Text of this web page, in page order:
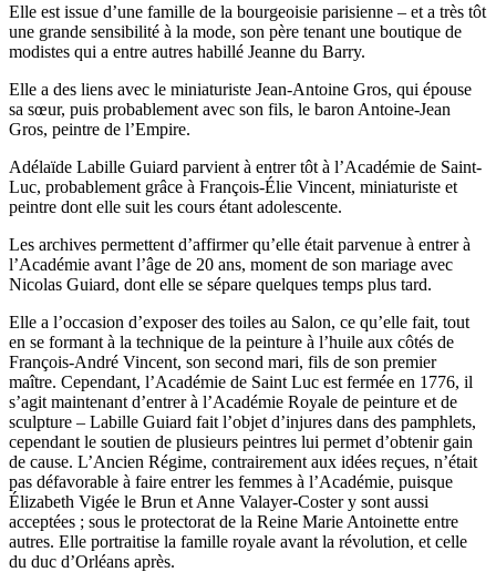
Elle est issue d’une famille de la bourgeoisie parisienne – et a très tôt
une grande sensibilité à la mode, son père tenant une boutique de
modistes qui a entre autres habillé Jeanne du Barry.
Elle a des liens avec le miniaturiste Jean-Antoine Gros, qui épouse
sa sœur, puis probablement avec son fils, le baron Antoine-Jean
Gros, peintre de l’Empire.
Adélaïde Labille Guiard parvient à entrer tôt à l’Académie de Saint-
Luc, probablement grâce à François-Élie Vincent, miniaturiste et
peintre dont elle suit les cours étant adolescente.
Les archives permettent d’affirmer qu’elle était parvenue à entrer à
l’Académie avant l’âge de 20 ans, moment de son mariage avec
Nicolas Guiard, dont elle se sépare quelques temps plus tard.
Elle a l’occasion d’exposer des toiles au Salon, ce qu’elle fait, tout
en se formant à la technique de la peinture à l’huile aux côtés de
François-André Vincent, son second mari, fils de son premier
maître. Cependant, l’Académie de Saint Luc est fermée en 1776, il
s’agit maintenant d’entrer à l’Académie Royale de peinture et de
sculpture – Labille Guiard fait l’objet d’injures dans des pamphlets,
cependant le soutien de plusieurs peintres lui permet d’obtenir gain
de cause. L’Ancien Régime, contrairement aux idées reçues, n’était
pas défavorable à faire entrer les femmes à l’Académie, puisque
Élizabeth Vigée le Brun et Anne Valayer-Coster y sont aussi
acceptées ; sous le protectorat de la Reine Marie Antoinette entre
autres. Elle portraitise la famille royale avant la révolution, et celle
du duc d’Orléans après.